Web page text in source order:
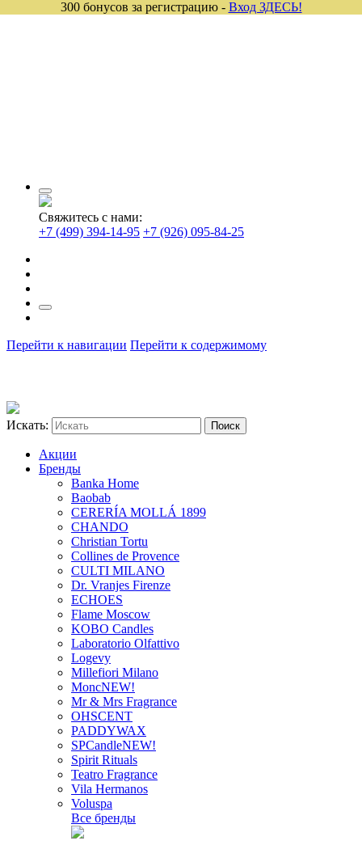
Свяжитесь с нами:
+7 (499) 394-14-95 +7 (926) 095-84-25
Перейти к навигации Перейти к содержимому
Искать:
Акции
Бренды
Banka Home
Baobab
CERERÍA MOLLÁ 1899
CHANDO
Christian Tortu
Collines de Provence
CULTI MILANO
Dr. Vranjes Firenze
ECHOES
Flame Moscow
KOBO Candles
Laboratorio Olfattivo
Logevy
Millefiori Milano
MoncNEW!
Mr & Mrs Fragrance
OHSCENT
PADDYWAX
SPCandleNEW!
Spirit Rituals
Teatro Fragrance
Vila Hermanos
Voluspa
Все бренды
300 бонусов за регистрацию - Вход ЗДЕСЬ!